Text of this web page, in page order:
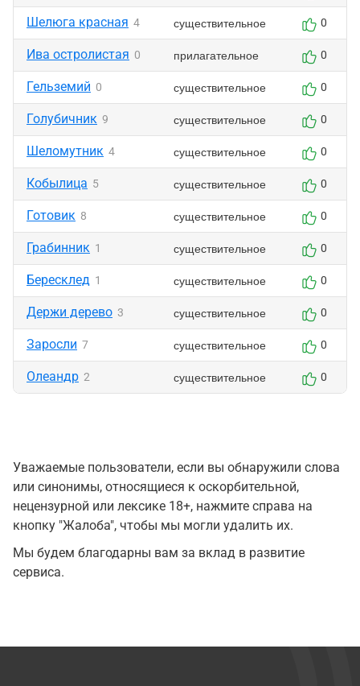
Шелюга красная 4 существительное 0
Ива остролистая 0 прилагательное 0
Гельземий 0 существительное 0
Голубичник 9 существительное 0
Шеломутник 4 существительное 0
Кобылица 5 существительное 0
Готовик 8 существительное 0
Грабинник 1 существительное 0
Бересклед 1 существительное 0
Держи дерево 3 существительное 0
Заросли 7 существительное 0
Олеандр 2 существительное 0
Уважаемые пользователи, если вы обнаружили слова
или синонимы, относящиеся к оскорбительной,
нецензурной или лексике 18+, нажмите справа на
кнопку "Жалоба", чтобы мы могли удалить их.
Мы будем благодарны вам за вклад в развитие
сервиса.